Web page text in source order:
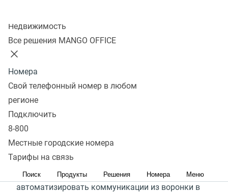
Недвижимость
Все решения MANGO OFFICE
Номера
Свой телефонный номер в любом
регионе
Подключить
8-800
Местные городские номера
Тарифы на связь
Поиск Продукты Решения Номера Меню
Сервисы MANGO OFFICE легко и просто
системами и другими офисными приложениями:
для подключения, в них реализованы самые
востребованные клиентами сценарии.
Посмотреть список готовых интеграций
Если готовой интеграции с экосистемой
MANGO OFFICE в списке нет или вам требуется
автоматизировать коммуникации из воронки в